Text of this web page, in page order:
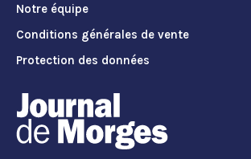
Notre équipe
Conditions générales de vente
Protection des données